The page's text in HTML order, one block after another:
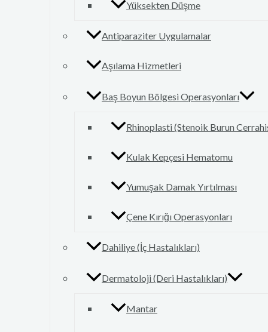
Yüksekten Düşme
Antiparaziter Uygulamalar
Aşılama Hizmetleri
Baş Boyun Bölgesi Operasyonları
Rhinoplasti (Stenoik Burun
Kulak Kepçesi Hematomu
Yumuşak Damak Yırtılması
Çene Kırığı Operasyonları
Dahiliye (İç Hastalıkları)
Dermatoloji (Deri Hastalıkları)
Mantar